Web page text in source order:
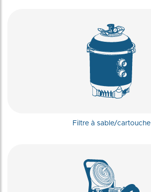
Filtre à sable/cartouche